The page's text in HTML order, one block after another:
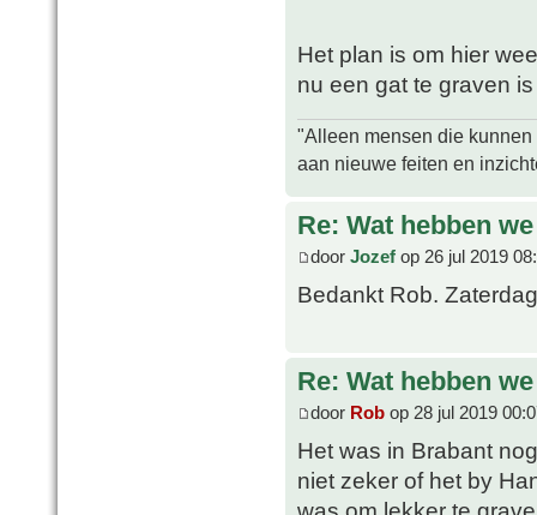
Het plan is om hier
nu een gat te graven
"Alleen mensen die
aan nieuwe feiten en
Re: Wat hebben
door Jozef op 26 jul 2019
Bedankt Rob.
Re: Wat hebben
door Rob op 28 jul 2019
Het was in Brabant
niet zeker of het by